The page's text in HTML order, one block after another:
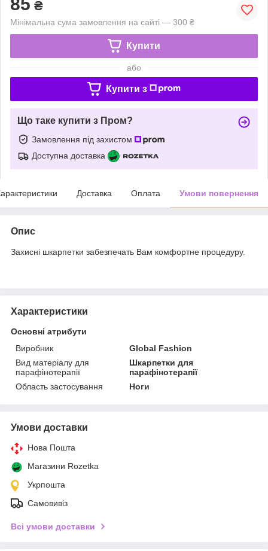
₴
Мінімальна сума замовлення на сайті — 300 ₴
Купити
або
Купити з
Що таке купити з Пром?
Замовлення під захистом
Доступна доставка
Доставка Оплата Умови повернення
Опис
Захисні шкарпетки забезпечать Вам комфортне процедуру.
Характеристики
Основні атрибути
Виробник
Global Fashion
Вид матеріалу для
парафінотерапії
Шкарпетки для
парафінотерапії
Область застосування
Ноги
Умови доставки
Нова Пошта
Магазини Rozetka
Укрпошта
Самовивіз
Всі умови доставки